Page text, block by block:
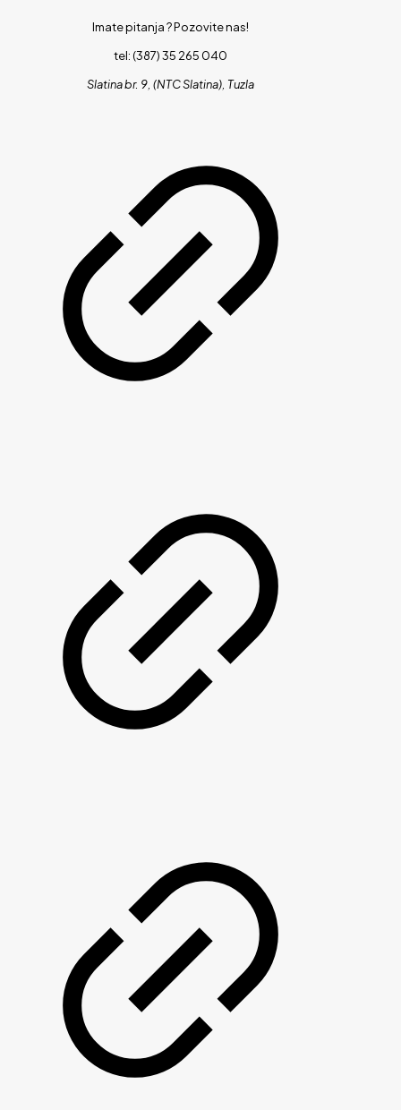
Imate pitanja ?Pozovite nas!
tel: (387) 35 265 040
Slatina br. 9, (NTC Slatina), Tuzla